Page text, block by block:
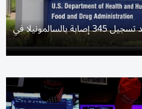
تحقيقات أمريكية بعد تسجيل 345 إصابة بالسالمونيلا في